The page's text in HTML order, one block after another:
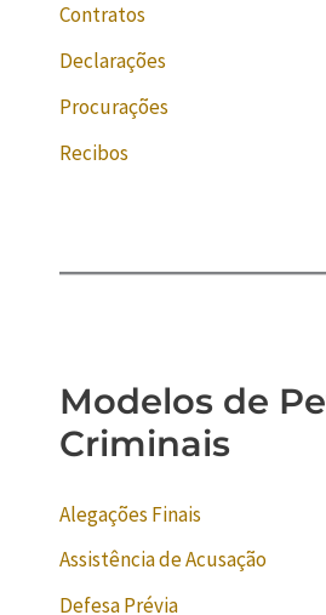
Contratos
Declarações
Procurações
Recibos
Modelos de
Criminais
Alegações Finais
Assistência de Acusação
Defesa Prévia